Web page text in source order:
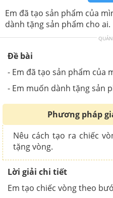
Em đã tạo sản phẩm của
dành tặng sản phẩm cho ai.
Đề bài
- Em đã tạo sản phẩm của
- Em muốn dành tặng sản
Phương pháp
Nêu cách tạo ra chiếc
tặng vòng.
Lời giải chi tiết
Em tạo chiếc vòng theo